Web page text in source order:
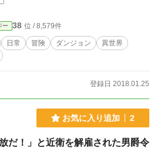
ー 38 位 / 8,579件
日常 冒険 ダンジョン
異世界
登録日 2018.01.25
お気に入り追加 2
だ！」と近衛を解雇された男爵令